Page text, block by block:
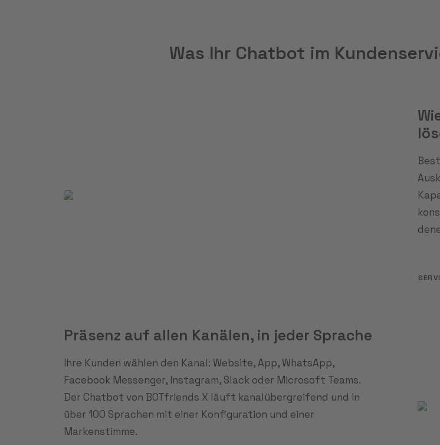
Was Ihr Chatbot im
Präsenz auf allen Kanälen, in jeder Sprache
Ihre Kunden wählen den Kanal: Website, App, WhatsApp,
Facebook Messenger, Instagram, Slack oder Microsoft Teams.
Der Chatbot von BOTfriends X läuft kanalübergreifend und in
über 100 Sprachen mit einer Konfiguration und einer
Markenstimme.